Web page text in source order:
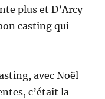
plus et D’Arcy
casting qui
avec Noël
c’était la